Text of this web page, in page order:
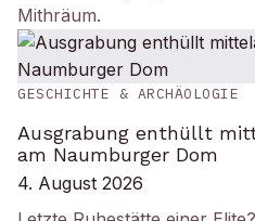
Mithräum.
GESCHICHTE & ARCHÄOLOGIE
Ausgrabung enthüllt
am Naumburger Dom
4. August 2026